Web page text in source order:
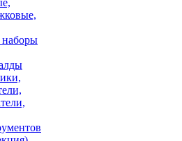
наборы